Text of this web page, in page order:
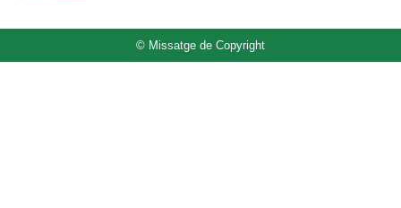
© Missatge de Copyright